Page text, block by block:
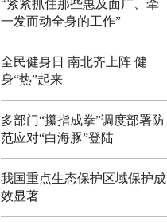
“紧紧抓住那些惠及面广、牵
一发而动全身的工作”
全民健身日 南北齐上阵 健
身“热”起来
多部门“攥指成拳”调度部署防
范应对“白海豚”登陆
我国重点生态保护区域保护成
效显著